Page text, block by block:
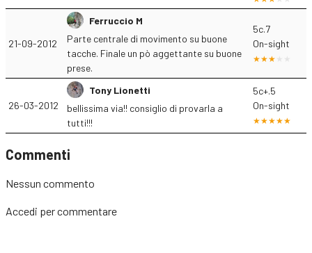
21-09-2012
Ferruccio M
Parte centrale di movimento su buone
tacche. Finale un pò aggettante su buone
prese.
5c.7
On-sight
26-03-2012
Tony Lionetti
bellissima via!! consiglio di provarla a
tutti!!!
5c+.5
On-sight
Commenti
Nessun commento
Accedi per commentare